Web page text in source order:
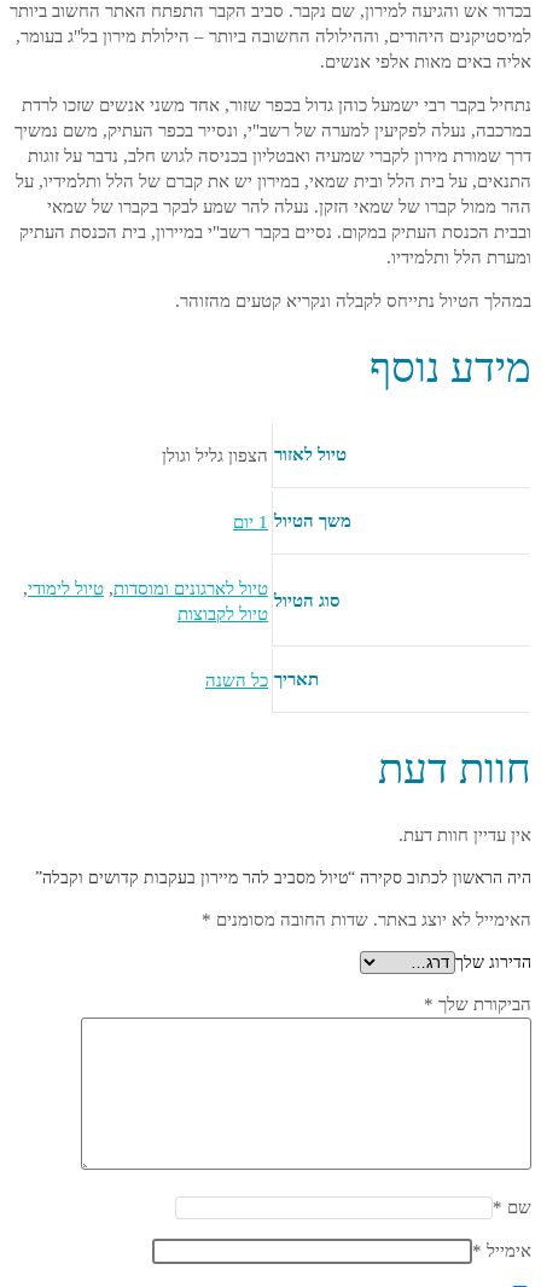
בכדור אש והגיעה למירון, שם נקבר. סביב הקבר התפתח האתר החשוב ביותר
למיסטיקנים היהודים, וההילולה החשובה ביותר – הילולת מירון בל"ג בעומר,
אליה באים מאות אלפי אנשים.
נתחיל בקבר רבי ישמעל כוהן גדול בכפר שזור, אחד משני אנשים שזכו לרדת
במרכבה, נעלה לפקיעין למערה של רשב"י, ונסייר בכפר העתיק, משם נמשיך
דרך שמורת מירון לקברי שמעיה ואבטליון בכניסה לגוש חלב, נדבר על זוגות
התנאים, על בית הלל ובית שמאי, במירון יש את קברם של הלל ותלמידיו, על
ההר ממול קברו של שמאי הזקן. נעלה להר שמע לבקר בקברו של שמאי
ובבית הכנסת העתיק במקום. נסיים בקבר רשב"י במיירון, בית הכנסת העתיק
ומערת הלל ותלמידיו.
במהלך הטיול נתייחס לקבלה ונקריא קטעים מהזוהר.
מידע נוסף
טיול לאזור הצפון גליל וגולן
משך הטיול 1 יום
סוג הטיול
טיול לארגונים ומוסדות, טיול לימודי,
טיול לקבוצות
תאריך כל השנה
חוות דעת
אין עדיין חוות דעת.
היה הראשון לכתוב סקירה “טיול מסביב להר מיירון בעקבות קדושים וקבלה”
האימייל לא יוצג באתר. שדות החובה מסומנים *
הדירוג שלך
הביקורת שלך *
שם *
אימייל *